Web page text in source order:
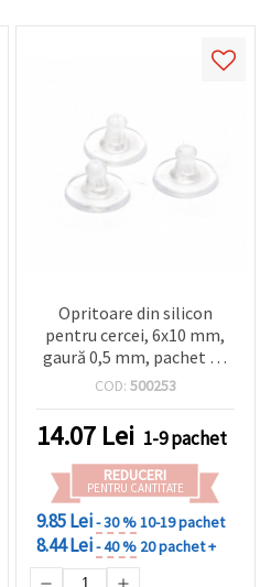
Opritoare din silicon
pentru cercei, 6x10 mm,
gaură 0,5 mm, pachet de
40 – prindere sigură
COD: 500253
14.07 Lei 1-9 pachet
REDUCERI
PENTRU CANTITATE
9.85 Lei- 30 %10-19 pachet
8.44 Lei- 40 % 20 pachet +